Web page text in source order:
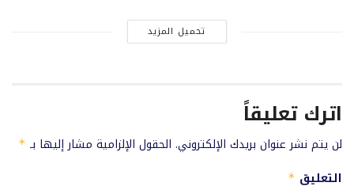
تحميل المزيد
اترك تعليقاً
لن يتم نشر عنوان بريدك الإلكتروني. الحقول الإلزامية مشار إليها بـ *
التعليق *